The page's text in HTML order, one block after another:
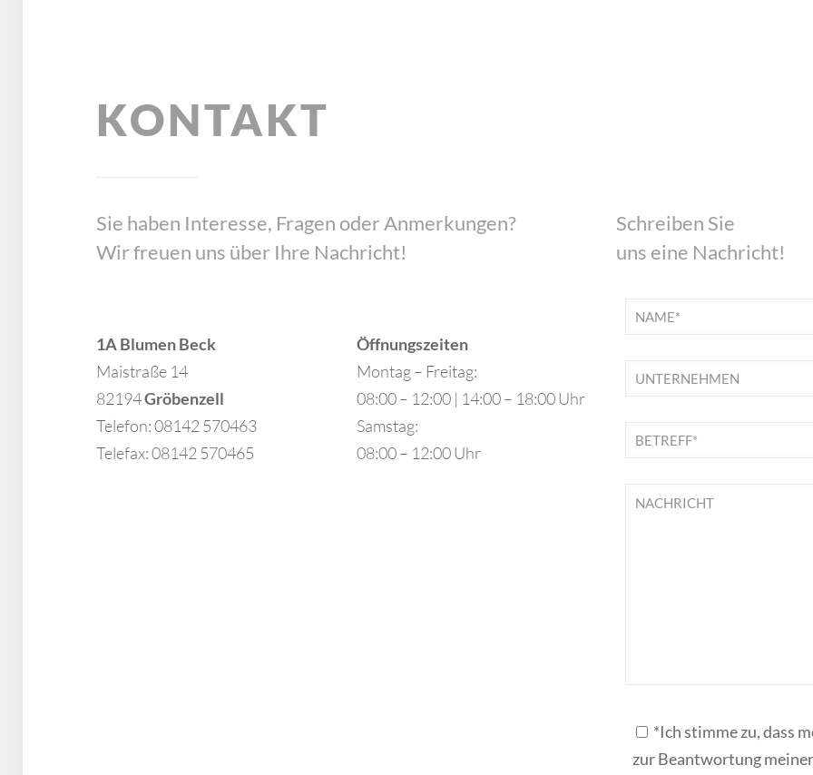
KONTAKT
Sie haben Interesse, Fragen oder Anmerkungen?
Wir freuen uns über Ihre Nachricht!
1A Blumen Beck
Maistraße 14
82194Gröbenzell
Telefon: 08142 570463
Telefax: 08142 570465
Öffnungszeiten
Montag – Freitag:
08:00 – 12:00 | 14:00 – 18:00 Uhr
Samstag:
08:00 – 12:00 Uhr
Schreiben Sie
uns eine Nachricht!
*Ich stimme zu, dass
zur Beantwortung